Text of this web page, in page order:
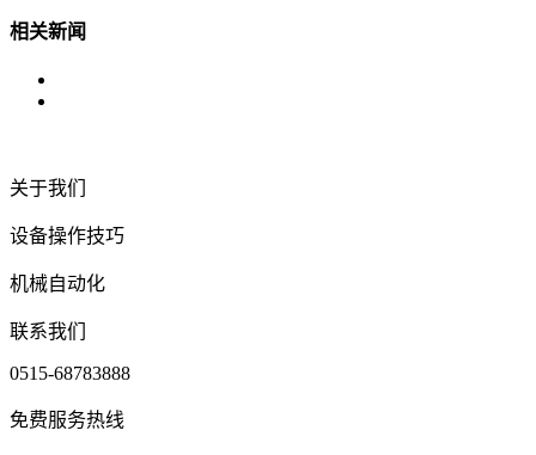
相关新闻
关于我们
设备操作技巧
机械自动化
联系我们
0515-68783888
免费服务热线